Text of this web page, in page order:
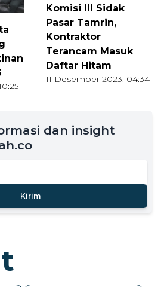
Komisi III Sidak
Pasar Tamrin,
Kontraktor
Terancam Masuk
Daftar Hitam
11 Desember 2023, 04:34
dan insight
Kirim